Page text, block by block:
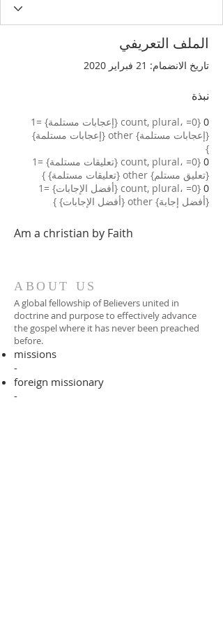
الملف التعريفي
تاريخ الانضمام: 21 فبراير 2020
نبذة
0
{count, plural، =0 {إعجابات مستلمة} =1
{إعجابات مستلمة} other {إعجابات مستلمة}
}
0
{count, plural، =0 {تعليقات مستلمة} =1
{تعليق مستلم} other {تعليقات مستلمة} }
0
{count, plural، =0 {أفضل الإجابات} =1
{أفضل إجابة} other {أفضل الإجابات} }
Am a christian by Faith
ABOUT US
A global fellowship of Believers united in
doctrine and purpose to effectively advance
the gospel where it has never been preached
before.​
missions
-
foreign missionary
-